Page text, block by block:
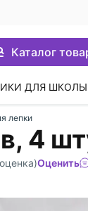
Каталог
ДЛЯ ШКОЛЫ
лепки
4
Оценить